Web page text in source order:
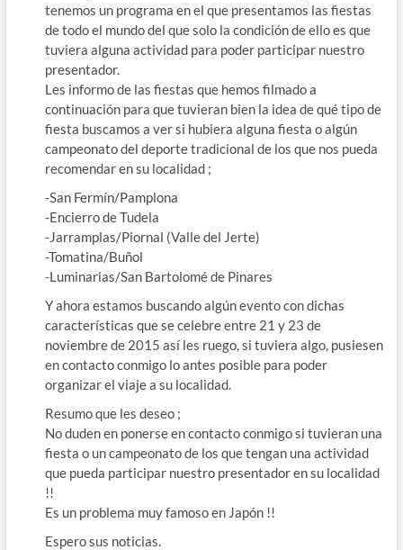
tenemos un programa en el que presentamos las fiestas
de todo el mundo del que solo la condición de ello es que
tuviera alguna actividad para poder participar nuestro
presentador.
Les informo de las fiestas que hemos filmado a
continuación para que tuvieran bien la idea de qué tipo de
fiesta buscamos a ver si hubiera alguna fiesta o algún
campeonato del deporte tradicional de los que nos pueda
recomendar en su localidad ;
-San Fermín/Pamplona
-Encierro de Tudela
-Jarramplas/Piornal (Valle del Jerte)
-Tomatina/Buñol
-Luminarias/San Bartolomé de Pinares
Y ahora estamos buscando algún evento con dichas
características que se celebre entre 21 y 23 de
noviembre de 2015 así les ruego, si tuviera algo, pusiesen
en contacto conmigo lo antes posible para poder
organizar el viaje a su localidad.
Resumo que les deseo ;
No duden en ponerse en contacto conmigo si tuvieran una
fiesta o un campeonato de los que tengan una actividad
que pueda participar nuestro presentador en su localidad
!!
Es un problema muy famoso en Japón !!
Espero sus noticias.